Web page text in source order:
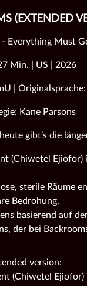
(EXTENDED
Everything Must
Min. | US | 2026
| Originalsprache:
Kane Parsons
gibt’s die
(Chiwetel
sterile Räume
Bedrohung.
basierend auf
der bei
version:
(Chiwetel